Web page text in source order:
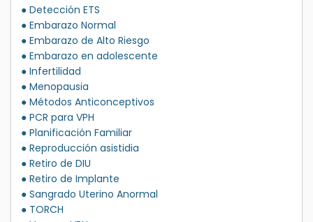
● Detección ETS
● Embarazo Normal
● Embarazo de Alto Riesgo
● Embarazo en adolescente
● Infertilidad
● Menopausia
● Métodos Anticonceptivos
● PCR para VPH
● Planificación Familiar
● Reproducción asistidia
● Retiro de DIU
● Retiro de Implante
● Sangrado Uterino Anormal
● TORCH